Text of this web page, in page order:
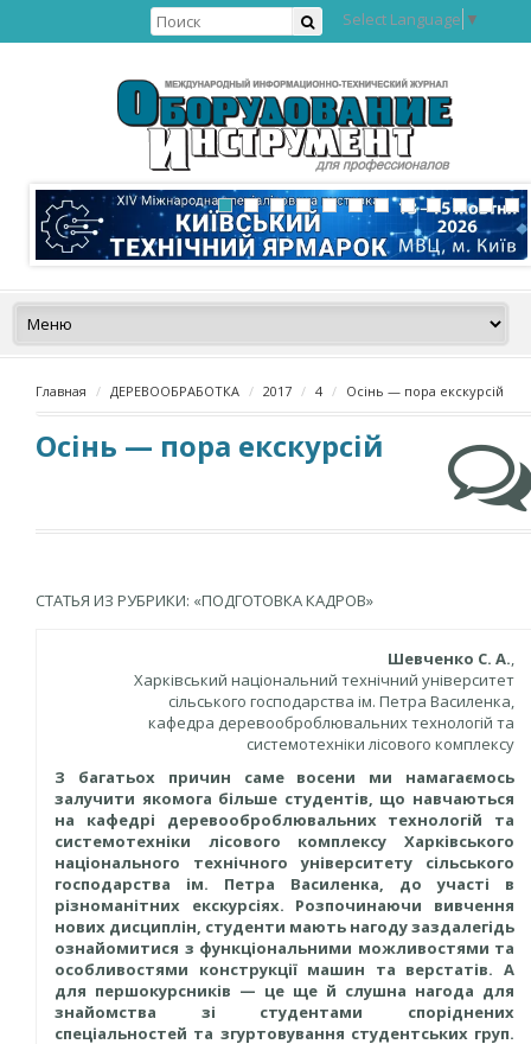
Select Language ▼
Главная ДЕРЕВООБРАБОТКА 2017 4 Осінь — пора екскурсій
Осінь — пора екскурсій
СТАТЬЯ ИЗ РУБРИКИ: «ПОДГОТОВКА КАДРОВ»
Шевченко С. А.,
Харківський національний технічний університет
сільського господарства ім. Петра Василенка,
кафедра деревооброблювальних технологій та
системотехніки лісового комплексу
З багатьох причин саме восени ми намагаємось
залучити якомога більше студентів, що навчаються
на кафедрі деревооброблювальних технологій та
системотехніки лісового комплексу Харківського
національного технічного університету сільського
господарства ім. Петра Василенка, до участі в
різноманітних екскурсіях. Розпочинаючи вивчення
нових дисциплін, студенти мають нагоду заздалегідь
ознайомитися з функціональними можливостями та
особливостями конструкції машин та верстатів. А
для першокурсників — це ще й слушна нагода для
знайомства зі студентами споріднених
спеціальностей та згуртовування студентських груп.